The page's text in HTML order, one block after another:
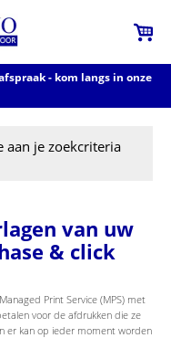
- kom langs in onze
aan je zoekcriteria
van uw
& click
Print Service (MPS) met
voor de afdrukken die ze
er kan op ieder moment worden